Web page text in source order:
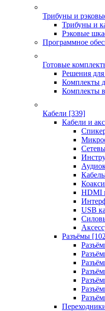
Трибуны и
Трибуны и
Рэковые
Программное
Готовые
Решения
Комплекты
Комплекты
Кабели [339]
Кабели и
HDMI
USB
Разъёмы